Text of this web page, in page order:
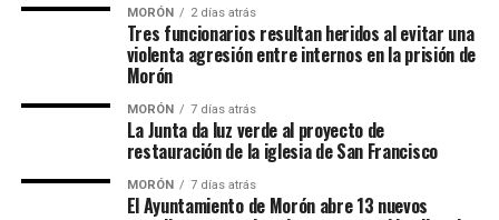
MORÓN 2 días atrás
Tres funcionarios resultan heridos al evitar una
violenta agresión entre internos en la prisión de
Morón
MORÓN 7 días atrás
La Junta da luz verde al proyecto de
restauración de la iglesia de San Francisco
MORÓN 7 días atrás
El Ayuntamiento de Morón abre 13 nuevos